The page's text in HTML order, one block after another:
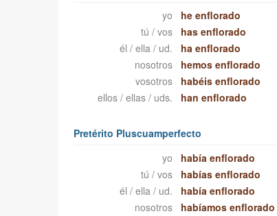
yo
he enflorado
tú / vos
has enflorado
él / ella / ud.
ha enflorado
nosotros
hemos enflorado
vosotros
habéis enflorado
ellos / ellas / uds.
han enflorado
Pretérito Pluscuamperfecto
yo
había enflorado
tú / vos
habías enflorado
él / ella / ud.
había enflorado
nosotros
habíamos enflorado